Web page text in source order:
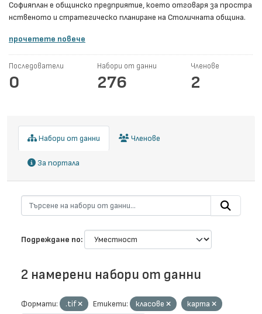
Софияплан e общинско предприятие, което отговаря за простра
нственото и стратегическо планиране на Столичната община.
прочетете повече
Последователи
0
Набори от данни
276
Членове
2
Набори от данни Членове
За портала
Подреждане по
2 намерени набори от данни
Формати: .tif Етикети: класове
карта